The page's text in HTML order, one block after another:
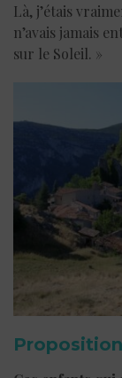
Là, j’étais
n’avais jamais
sur le Soleil. »